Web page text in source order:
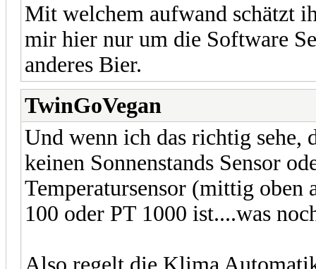
Mit welchem aufwand schätzt
mir hier nur um die Software
anderes Bier.
TwinGoVegan
Und wenn ich das richtig
keinen Sonnenstands Sensor
Temperatursensor (mittig
100 oder PT 1000 ist....was